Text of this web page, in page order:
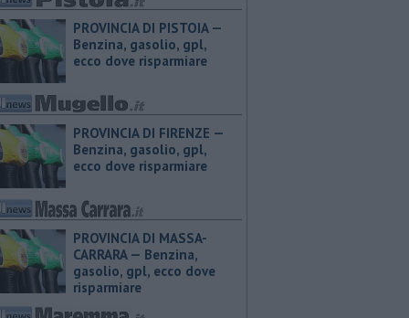
PROVINCIA DI PISTOIA — ​
Benzina, gasolio, gpl,
ecco dove risparmiare
PROVINCIA DI FIRENZE — ​
Benzina, gasolio, gpl,
ecco dove risparmiare
PROVINCIA DI MASSA-
CARRARA — ​Benzina,
gasolio, gpl, ecco dove
risparmiare